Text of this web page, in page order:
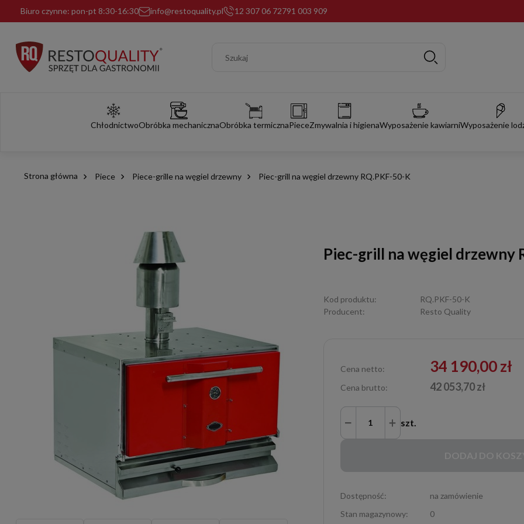
Biuro czynne: pon-pt 8:30-16:30 info@restoquality.pl 12 307 06 72791 003 909
ChłodnictwoObróbka mechanicznaObróbka termicznaPieceZmywalnia i higienaWyposażenie kawiarniWyposażenie
Strona główna Piece Piece-grille na węgiel drzewny Piec-grill na węgiel drzewny RQ.PKF-50-K
Piec-grill na węgiel drzewny
Kod produktu:
RQ.PKF-50-K
Producent:
Resto Quality
Cena netto: 34 190,00 zł
Cena brutto: 42 053,70 zł
szt.
Dostępność:
na zamówienie
Stan magazynowy:
0